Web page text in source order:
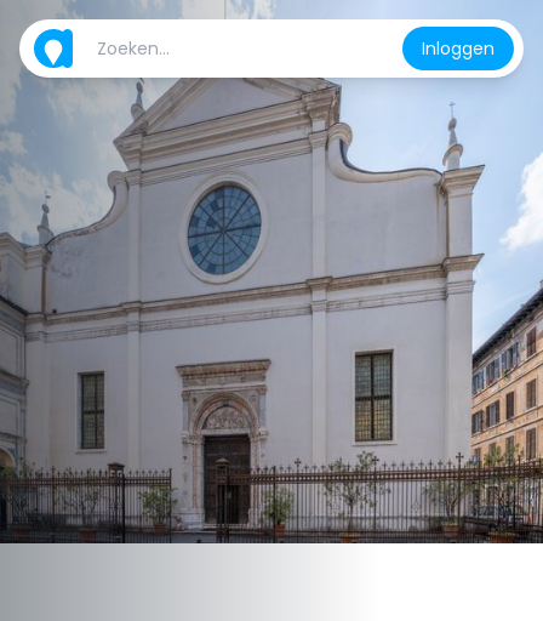
Inloggen